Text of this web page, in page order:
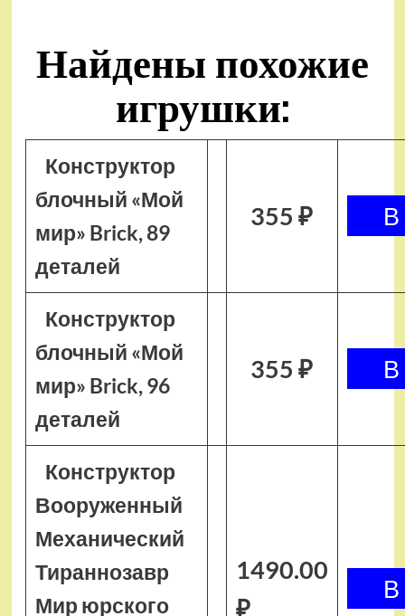
Найдены похожие
игрушки:
Конструктор
блочный «Мой
мир» Brick, 89
деталей
355 ₽
Конструктор
блочный «Мой
мир» Brick, 96
деталей
355 ₽
Конструктор
Вооруженный
Механический
Тираннозавр
Мир юрского
1490.00
₽